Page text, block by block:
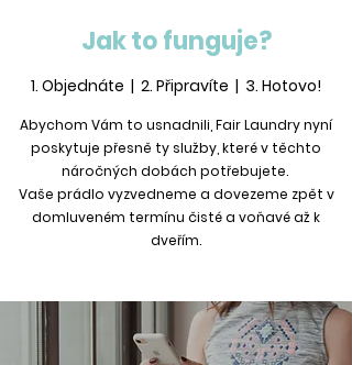
Jak to funguje?
1. Objednáte | 2. Připravíte | 3. Hotovo!
Abychom Vám to usnadnili, Fair Laundry nyní
poskytuje přesně ty služby, které v těchto
náročných dobách potřebujete.
Vaše prádlo vyzvedneme a dovezeme zpět v
domluveném termínu čisté a voňavé až k
dveřím.